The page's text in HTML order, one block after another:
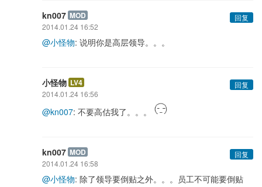
kn007 MOD
回复
2014.01.24 16:52
@小怪物: 说明你是高层领导。。。
小怪物 LV4
回复
2014.01.24 16:56
@kn007: 不要高估我了。。。
kn007 MOD
回复
2014.01.24 16:58
@小怪物: 除了领导要倒贴之外。。。员工不可能要倒贴